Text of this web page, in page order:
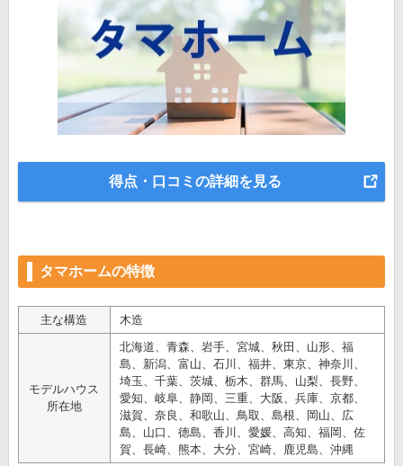
得点・口コミの詳細を見る
タマホームの特徴
主な構造 木造
モデルハウス
所在地
北海道、青森、岩手、宮城、秋田、山形、福
島、新潟、富山、石川、福井、東京、神奈川、
埼玉、千葉、茨城、栃木、群馬、山梨、長野、
愛知、岐阜、静岡、三重、大阪、兵庫、京都、
滋賀、奈良、和歌山、鳥取、島根、岡山、広
島、山口、徳島、香川、愛媛、高知、福岡、佐
賀、長崎、熊本、大分、宮崎、鹿児島、沖縄